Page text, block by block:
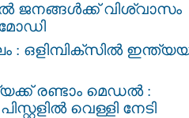
ജനങ്ങള്‍ക്ക് വിശ്വാസം
മോഡി
ഒളിമ്പിക്‌സില്‍
രണ്ടാം മെഡല്‍ :
വെള്ളി നേടി